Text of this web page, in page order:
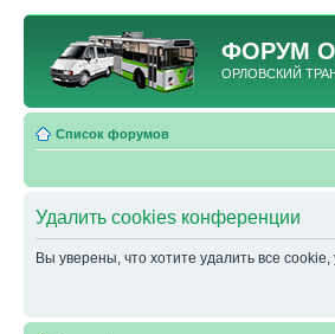
ФОРУМ
ОРЛОВСКИЙ
Список форумов
Удалить cookies конференции
Вы уверены, что хотите удалить все